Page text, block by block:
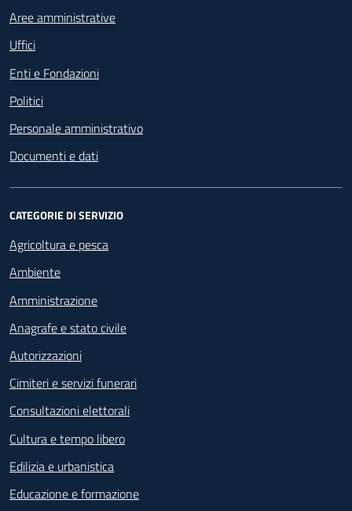
Aree amministrative
Uffici
Enti e Fondazioni
Politici
Personale amministrativo
Documenti e dati
CATEGORIE DI SERVIZIO
Agricoltura e pesca
Ambiente
Amministrazione
Anagrafe e stato civile
Autorizzazioni
Cimiteri e servizi funerari
Consultazioni elettorali
Cultura e tempo libero
Edilizia e urbanistica
Educazione e formazione